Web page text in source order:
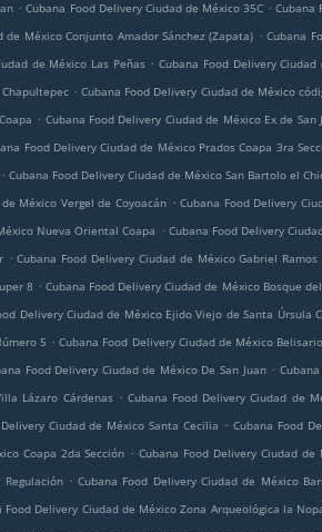
. Cubana Food Delivery Ciudad de México 35C . Cubana
de México Conjunto Amador Sánchez (Zapata) . Cubana
de México Las Peñas . Cubana Food Delivery
. Cubana Food Delivery Ciudad de México
. Cubana Food Delivery Ciudad de México Ex de San
Food Delivery Ciudad de México Prados Coapa 3ra
. Cubana Food Delivery Ciudad de México San Bartolo el
México Vergel de Coyoacán . Cubana Food Delivery
Nueva Oriental Coapa . Cubana Food Delivery
. Cubana Food Delivery Ciudad de México Gabriel
8 . Cubana Food Delivery Ciudad de México Bosque
Delivery Ciudad de México Ejido Viejo de Santa Úrsula
5 . Cubana Food Delivery Ciudad de México
Food Delivery Ciudad de México De San Juan .
Lázaro Cárdenas . Cubana Food Delivery Ciudad de
Ciudad de México Santa Cecilia . Cubana Food
Coapa 2da Sección . Cubana Food Delivery Ciudad de
. Cubana Food Delivery Ciudad de México
Food Delivery Ciudad de México Zona Arqueológica la